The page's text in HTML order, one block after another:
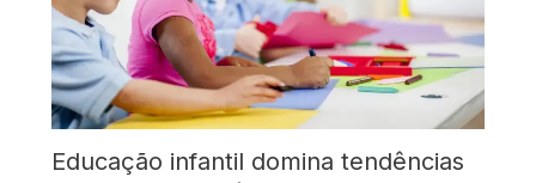
Educação infantil domina tendências